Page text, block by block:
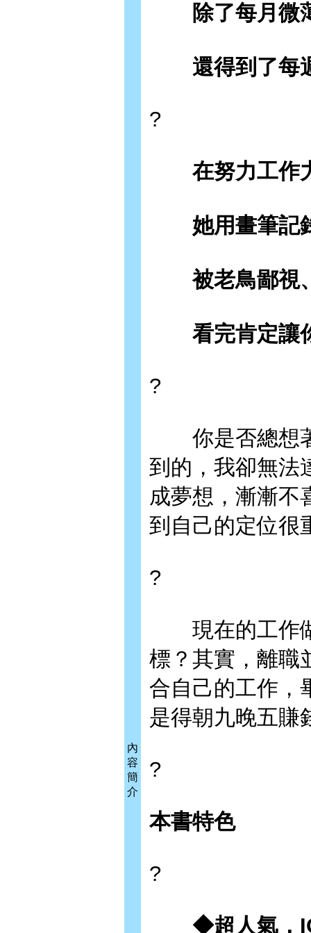
內
容
簡
介
除了每月微
還得到了每
?
在努力工作力
她用畫筆記
被老鳥鄙視、
看完肯定讓你
?
你是否總想著
到的，我卻無法
成夢想，漸漸不
到自己的定位很
?
現在的工作做
標？其實，離職
合自己的工作，
是得朝九晚五賺
?
本書特色
?
◆超人氣，IG